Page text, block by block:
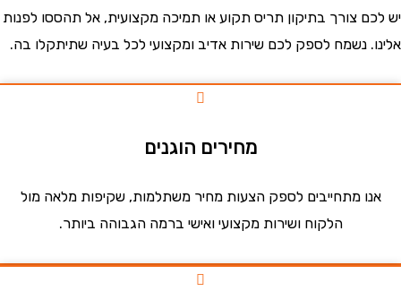
צורך בתיקון תריס תקוע או תמיכה מקצועית, אל תהססו לפנות
נשמח לספק לכם שירות אדיב ומקצועי לכל בעיה שתיתקלו בה.
מחירים הוגנים
מתחייבים לספק הצעות מחיר משתלמות, שקיפות מלאה מול
הלקוח ושירות מקצועי ואישי ברמה הגבוהה ביותר.